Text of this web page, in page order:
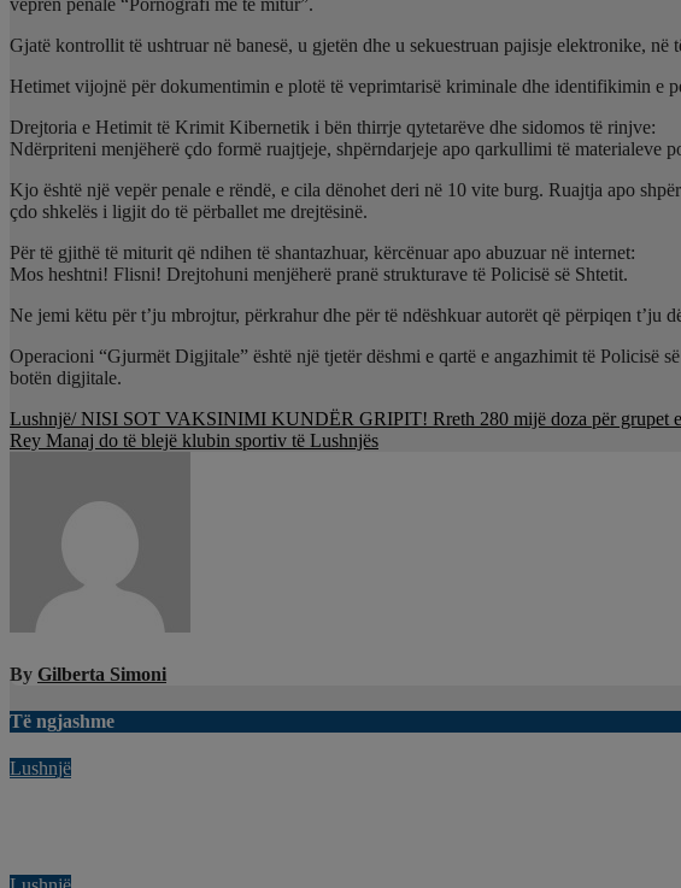
veprën penale “Pornografi me të mitur”.
Gjatë kontrollit të ushtruar në banesë, u gjetën dhe u sekuestruan pajisje elektronike,
Hetimet vijojnë për dokumentimin e plotë të veprimtarisë kriminale dhe identifikimin e
Drejtoria e Hetimit të Krimit Kibernetik i bën thirrje qytetarëve dhe sidomos të rinjve:
Ndërpriteni menjëherë çdo formë ruajtjeje, shpërndarjeje apo qarkullimi të materialeve
Kjo është një vepër penale e rëndë, e cila dënohet deri në 10 vite burg. Ruajtja apo
çdo shkelës i ligjit do të përballet me drejtësinë.
Për të gjithë të miturit që ndihen të shantazhuar, kërcënuar apo abuzuar në internet:
Mos heshtni! Flisni! Drejtohuni menjëherë pranë strukturave të Policisë së Shtetit.
Ne jemi këtu për t’ju mbrojtur, përkrahur dhe për të ndëshkuar autorët që përpiqen t’ju
Operacioni “Gjurmët Digjitale” është një tjetër dëshmi e qartë e angazhimit të Policisë
botën digjitale.
Lëvizje
te
Lushnjë/ NISI SOT VAKSINIMI KUNDËR GRIPIT! Rreth 280 mijë doza për grupet
Rey Manaj do të blejë klubin sportiv të Lushnjës
By Gilberta Simoni
Të ngjashme
Lushnjë